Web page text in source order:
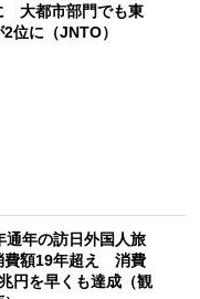
大都市部門でも東
位に（JNTO）
通年の訪日外国人旅
費額19年超え 消費
円を早くも達成（観